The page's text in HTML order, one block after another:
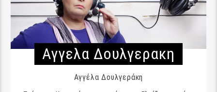
Αγγελα Δουλγερακη
Αγγέλα Δουλγεράκη